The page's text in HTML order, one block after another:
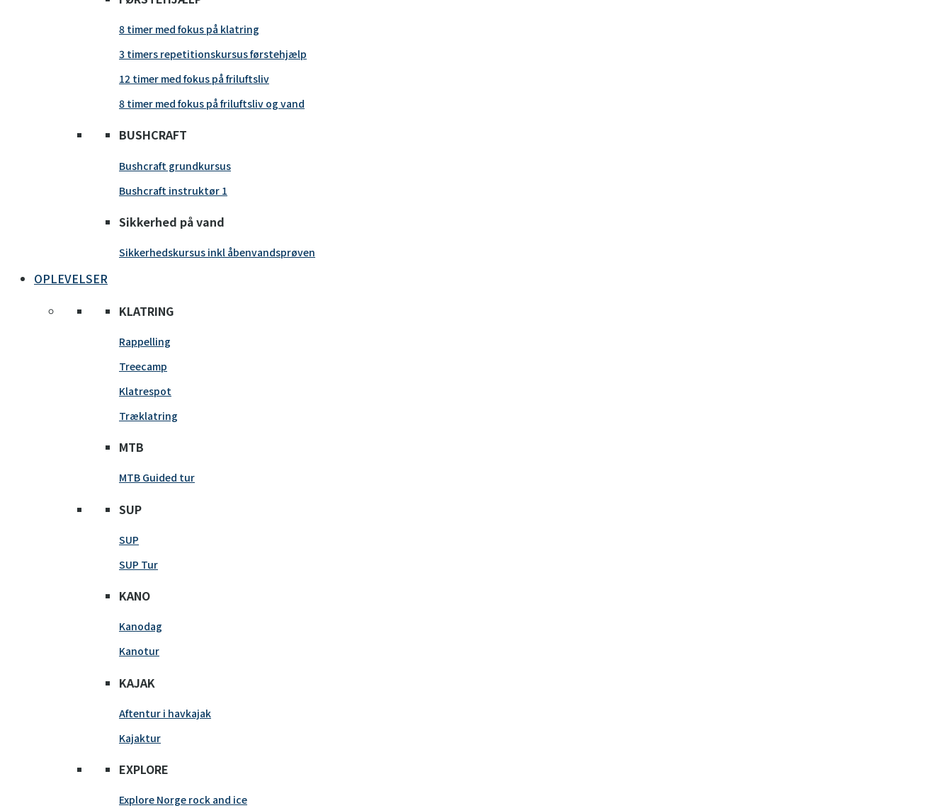
8 timer med fokus på klatring
3 timers repetitionskursus førstehjælp
12 timer med fokus på friluftsliv
8 timer med fokus på friluftsliv og vand
BUSHCRAFT
Bushcraft grundkursus
Bushcraft instruktør 1
Sikkerhed på vand
Sikkerhedskursus inkl åbenvandsprøven
OPLEVELSER
KLATRING
Rappelling
Treecamp
Klatrespot
Træklatring
MTB
MTB Guided tur
SUP
SUP
SUP Tur
KANO
Kanodag
Kanotur
KAJAK
Aftentur i havkajak
Kajaktur
EXPLORE
Explore Norge rock and ice